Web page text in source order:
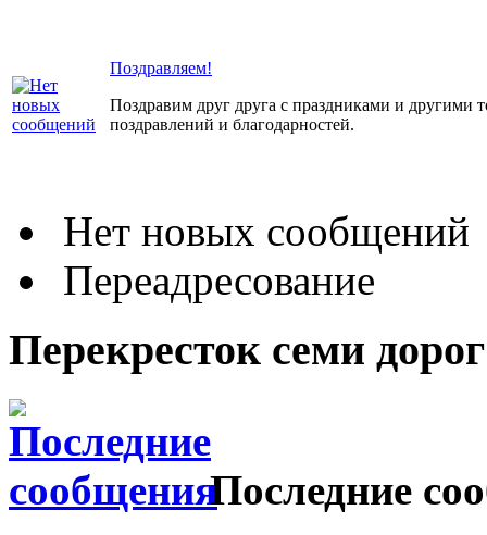
Поздравляем!
Поздравим друг друга с праздниками и другими
поздравлений и благодарностей.
Нет новых сообщений
Переадресование
Перекресток семи
Последние